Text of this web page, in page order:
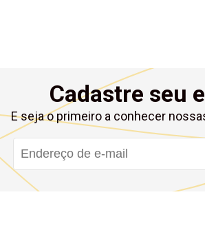
Cadastre seu
E seja o primeiro a conhecer